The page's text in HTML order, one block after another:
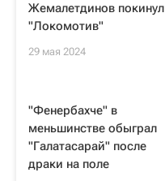
Жемалетдинов покинул
"Локомотив"
29 мая 2024
"Фенербахче" в
меньшинстве обыграл
"Галатасарай" после
драки на поле